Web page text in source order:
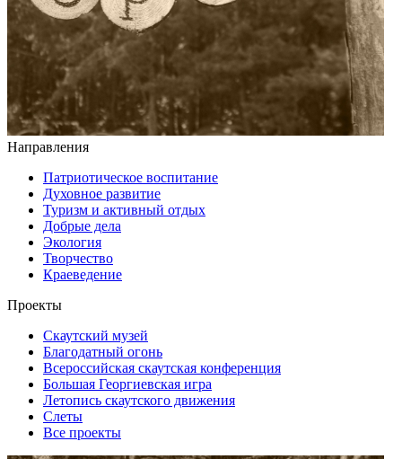
Направления
Патриотическое воспитание
Духовное развитие
Туризм и активный отдых
Добрые дела
Экология
Творчество
Краеведение
Проекты
Скаутский музей
Благодатный огонь
Всероссийская скаутская конференция
Большая Георгиевская игра
Летопись скаутского движения
Слеты
Все проекты